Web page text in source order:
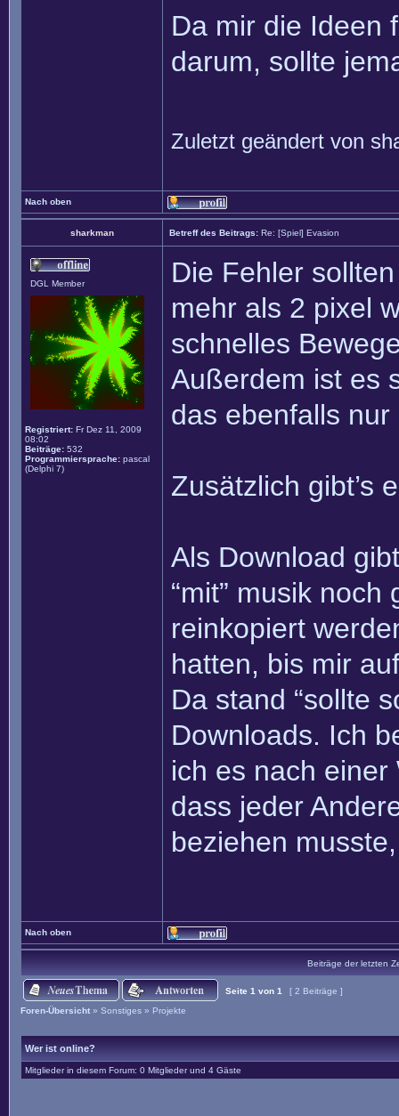
Da mir die Ideen
darum, sollte
Zuletzt geändert von
Nach oben
sharkman Betreff des Beitrags: Re: [Spiel] Evasion
DGL Member
Registriert: Fr Dez 11, 2009
08:02
Beiträge: 532
Programmiersprache: pascal
(Delphi 7)
Die Fehler
mehr als 2 pixel
schnelles
Außerdem ist es
das ebenfalls
Zusätzlich gibt’s
Als Download
“mit” musik
reinkopiert
hatten, bis mir
Da stand “sollte
Downloads. Ich
ich es nach
dass jeder
beziehen
Nach oben
Beiträge der letzten
Seite 1 von 1
[ 2 Beiträge ]
Foren-Übersicht » Sonstiges » Projekte
Wer ist online?
Mitglieder in diesem Forum: 0 Mitglieder und 4 Gäste